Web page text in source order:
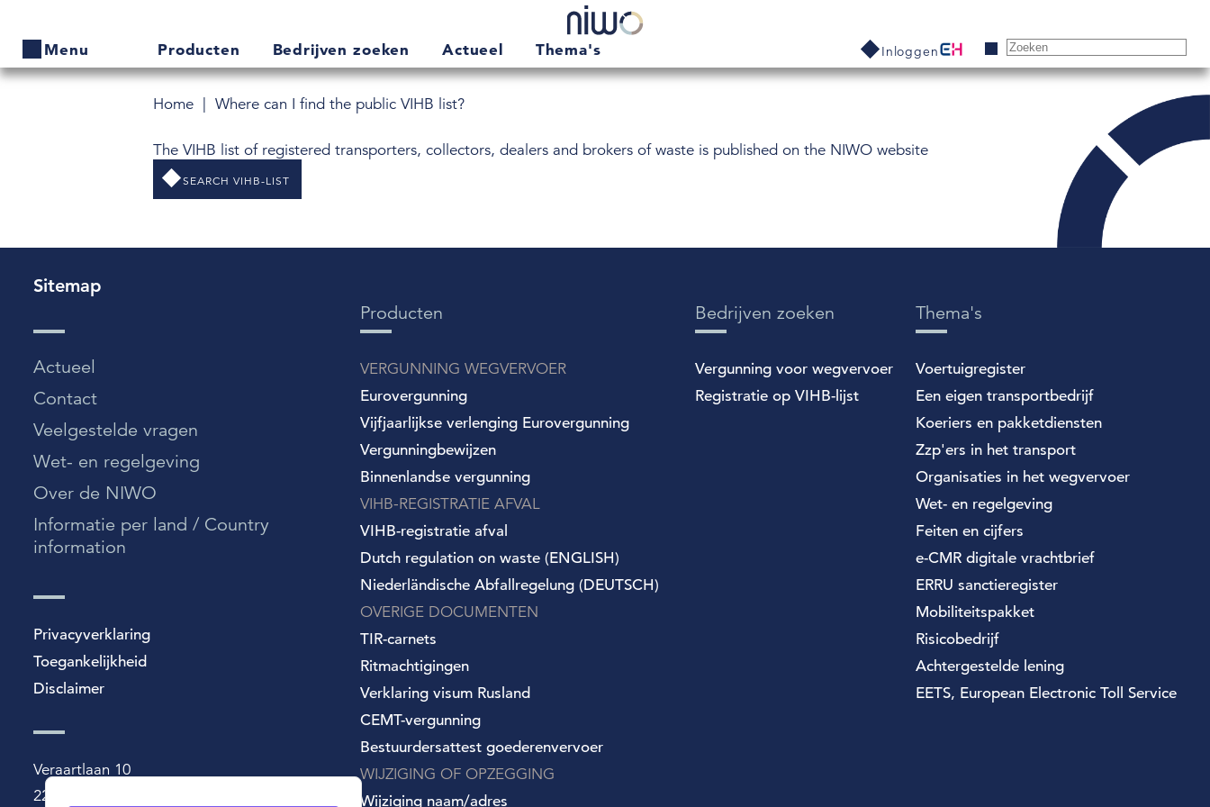
Menu Producten Bedrijven zoeken Actueel Thema's Inloggen
Bedrijven zoeken
Actueel
Thema's
Contact
Veelgestelde vragen
Wet- en regelgeving
Over de NIWO
Informatie per land / Country information
Over deze website
Home Where can I find the public VIHB list?
The VIHB list of registered transporters, collectors, dealers and brokers of waste is published on the NIWO website
SEARCH VIHB-LIST
Sitemap
Actueel
Contact
Veelgestelde vragen
Wet- en regelgeving
Over de NIWO
Informatie per land / Country
information
Privacyverklaring
Toegankelijkheid
Disclaimer
Veraartlaan 10
2288 GM Rijswijk
Producten
VERGUNNING WEGVERVOER
Eurovergunning
Vijfjaarlijkse verlenging Eurovergunning
Vergunningbewijzen
Binnenlandse vergunning
VIHB-REGISTRATIE AFVAL
VIHB-registratie afval
Dutch regulation on waste (ENGLISH)
Niederländische Abfallregelung (DEUTSCH)
OVERIGE DOCUMENTEN
TIR-carnets
Ritmachtigingen
Verklaring visum Rusland
CEMT-vergunning
Bestuurdersattest goederenvervoer
WIJZIGING OF OPZEGGING
Wijziging naam/adres
Bedrijven zoeken
Vergunning voor wegvervoer
Registratie op VIHB-lijst
Thema's
Voertuigregister
Een eigen transportbedrijf
Koeriers en pakketdiensten
Zzp'ers in het transport
Organisaties in het wegvervoer
Wet- en regelgeving
Feiten en cijfers
e-CMR digitale vrachtbrief
ERRU sanctieregister
Mobiliteitspakket
Risicobedrijf
Achtergestelde lening
EETS, European Electronic Toll Service